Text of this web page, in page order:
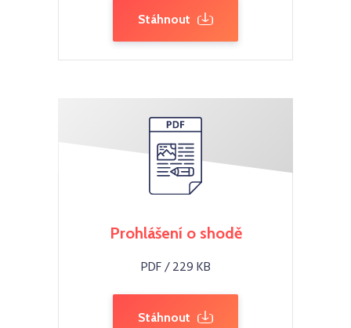
Stáhnout
Prohlášení o shodě
PDF / 229 KB
Stáhnout